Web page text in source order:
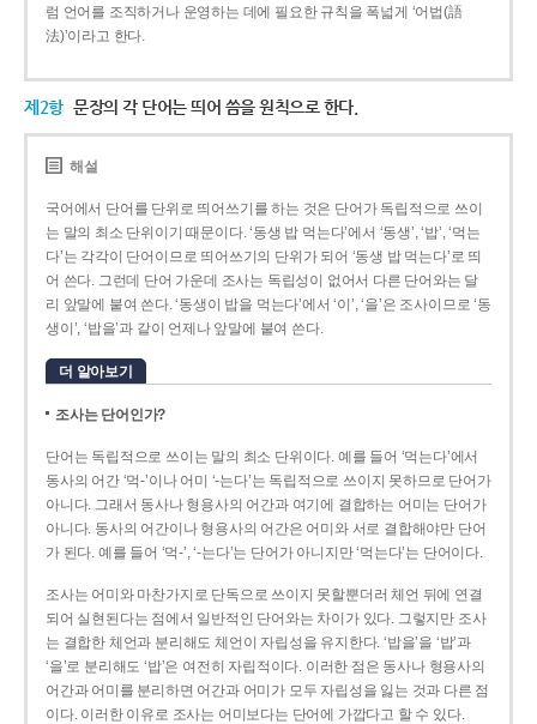
럼 언어를 조직하거나 운영하는 데에 필요한 규칙을 폭넓게 ‘어법(語
法)’이라고 한다.
제2항 문장의 각 단어는 띄어 씀을 원칙으로 한다.
해설
국어에서 단어를 단위로 띄어쓰기를 하는 것은 단어가 독립적으로 쓰이
는 말의 최소 단위이기 때문이다. ‘동생 밥 먹는다’에서 ‘동생’, ‘밥’, ‘먹는
다’는 각각이 단어이므로 띄어쓰기의 단위가 되어 ‘동생 밥 먹는다’로 띄
어 쓴다. 그런데 단어 가운데 조사는 독립성이 없어서 다른 단어와는 달
리 앞말에 붙여 쓴다. ‘동생이 밥을 먹는다’에서 ‘이’, ‘을’은 조사이므로 ‘동
생이’, ‘밥을’과 같이 언제나 앞말에 붙여 쓴다.
더 알아보기
조사는 단어인가?
단어는 독립적으로 쓰이는 말의 최소 단위이다. 예를 들어 ‘먹는다’에서
동사의 어간 ‘먹-­’이나 어미 ‘­-는다’는 독립적으로 쓰이지 못하므로 단어가
아니다. 그래서 동사나 형용사의 어간과 여기에 결합하는 어미는 단어가
아니다. 동사의 어간이나 형용사의 어간은 어미와 서로 결합해야만 단어
가 된다. 예를 들어 ‘먹-’, ‘-는다’는 단어가 아니지만 ‘먹는다’는 단어이다.
조사는 어미와 마찬가지로 단독으로 쓰이지 못할뿐더러 체언 뒤에 연결
되어 실현된다는 점에서 일반적인 단어와는 차이가 있다. 그렇지만 조사
는 결합한 체언과 분리해도 체언이 자립성을 유지한다. ‘밥을’을 ‘밥’과
‘을’로 분리해도 ‘밥’은 여전히 자립적이다. 이러한 점은 동사나 형용사의
어간과 어미를 분리하면 어간과 어미가 모두 자립성을 잃는 것과 다른 점
이다. 이러한 이유로 조사는 어미보다는 단어에 가깝다고 할 수 있다.